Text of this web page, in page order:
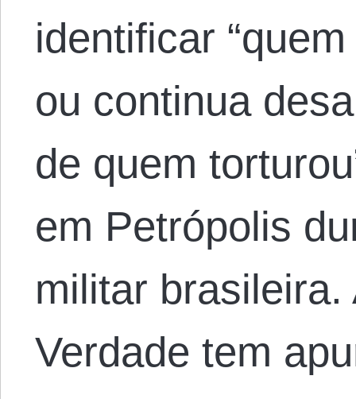
identificar
ou continua
de quem
em Petrópolis
militar
Verdade tem